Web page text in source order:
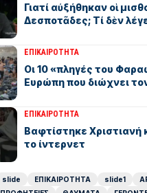
Γιατί αὐξήθηκαν οἱ
Δεσποτᾶδες; Τί δὲν
ΕΠΙΚΑΙΡΟΤΗΤΑ
Οι 10 «πληγές του
Ευρώπη που διώχνει
ΕΠΙΚΑΙΡΟΤΗΤΑ
Βαφτίστηκε Χριστιανή
το ίντερνετ
slide ΕΠΙΚΑΙΡΟΤΗΤΑ slide1